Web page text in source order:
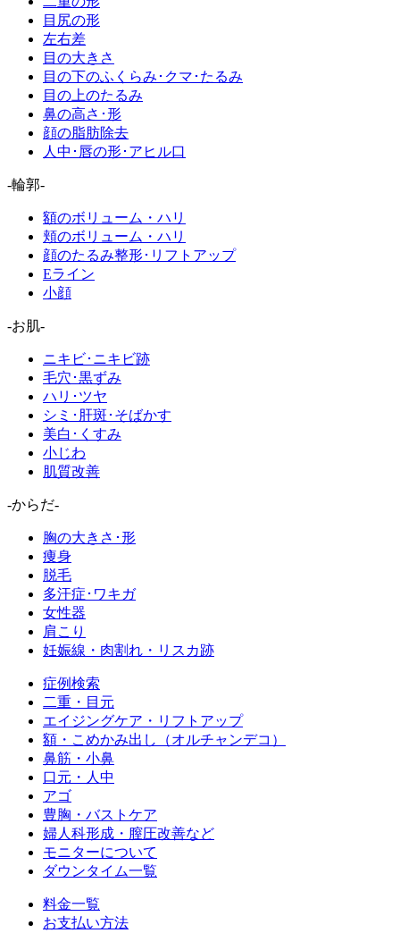
目尻の形
左右差
目の大きさ
目の下のふくらみ･クマ･たるみ
目の上のたるみ
鼻の高さ･形
顔の脂肪除去
人中･唇の形･アヒル口
-輪郭-
額のボリューム・ハリ
頬のボリューム・ハリ
顔のたるみ整形･リフトアップ
Eライン
小顔
-お肌-
ニキビ･ニキビ跡
毛穴･黒ずみ
ハリ･ツヤ
シミ･肝斑･そばかす
美白･くすみ
小じわ
肌質改善
-からだ-
胸の大きさ･形
痩身
脱毛
多汗症･ワキガ
女性器
肩こり
妊娠線・肉割れ・リスカ跡
症例検索
二重・目元
エイジングケア・リフトアップ
額・こめかみ出し（オルチャンデコ）
鼻筋・小鼻
口元・人中
アゴ
豊胸・バストケア
婦人科形成・膣圧改善など
モニターについて
ダウンタイム一覧
料金一覧
お支払い方法